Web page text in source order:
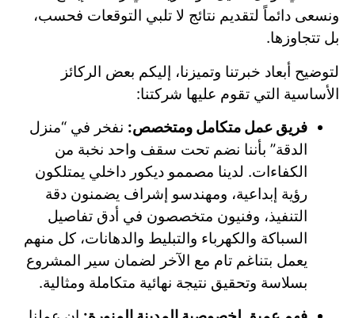
ونسعى دائماً لتقديم نتائج لا تلبي التوقعات فحسب،
بل تتجاوزها.
لتوضيح أبعاد خبرتنا وتميزنا، إليكم بعض الركائز
الأساسية التي تقوم عليها شركتنا:
فريق عمل متكامل ومتخصص: نفخر في “منزل
الدقة” بأننا نضم تحت سقف واحد نخبة من
الكفاءات. لدينا مصممو ديكور داخلي يمتلكون
رؤية إبداعية، ومهندسو إشراف يضمنون دقة
التنفيذ، وفنيون متخصصون في أدق تفاصيل
السباكة والكهرباء والتبليط والدهانات، كل منهم
يعمل بتناغم تام مع الآخر لضمان سير المشروع
بسلاسة وتحقيق نتيجة نهائية متكاملة ومثالية.